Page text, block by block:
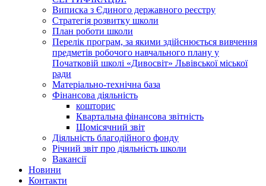
Виписка з Єдиного державного реєстру
Стратегія розвитку школи
План роботи школи
Перелік програм, за якими здійснюється вивчення
предметів робочого навчального плану у
Початковій школі «Дивосвіт» Львівської міської
ради
Матеріально-технічна база
Фінансова діяльність
кошторис
Квартальна фінансова звітність
Щомісячний звіт
Діяльність благодійного фонду
Річний звіт про діяльність школи
Вакансії
Новини
Контакти